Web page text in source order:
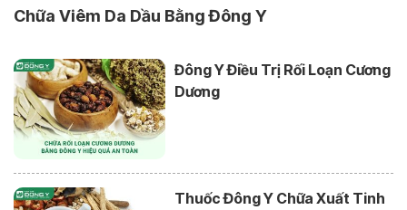
Chữa Viêm Da Dầu Bằng Đông Y
Đông Y Điều Trị Rối Loạn Cương
Dương
Thuốc Đông Y Chữa Xuất Tinh